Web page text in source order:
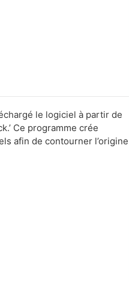
le logiciel à partir de
Ce programme crée
afin de contourner l’origine